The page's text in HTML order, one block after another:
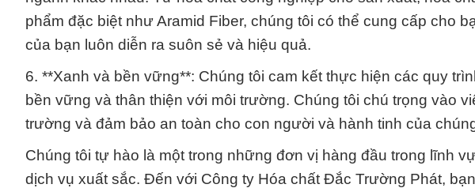
phẩm đặc biệt như Aramid Fiber, chúng tôi có thể cung cấp cho
của bạn luôn diễn ra suôn sẻ và hiệu quả.
6. **Xanh và bền vững**: Chúng tôi cam kết thực hiện các quy
bền vững và thân thiện với môi trường. Chúng tôi chú trọng vào
trường và đảm bảo an toàn cho con người và hành tinh của
Chúng tôi tự hào là một trong những đơn vị hàng đầu trong lĩnh
dịch vụ xuất sắc. Đến với Công ty Hóa chất Đắc Trường Phát,